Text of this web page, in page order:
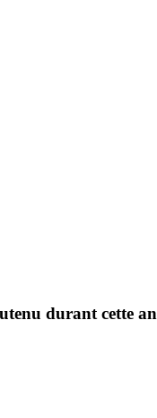
durant cette